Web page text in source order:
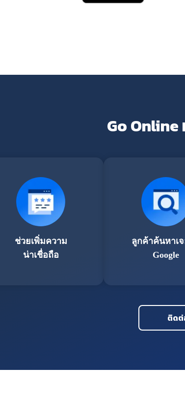
Go Online
ช่วยเพิ่มความ
น่าเชื่อถือ
ลูกค้าค้นหาเ
Google
ติดต่